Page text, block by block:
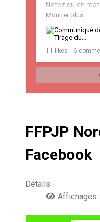
Notez qu'en
Poloise et l'EAP
respectivement
Aulnoy Lez
Montrer plus
11 likes 6
FFPJP
Facebook
Détails
Affichages